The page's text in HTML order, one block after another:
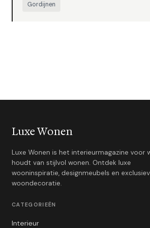
Gordijnen
Luxe Wonen
Luxe Wonen is het interieurmagazine voor
houdt van stijlvol wonen. Ontdek luxe
wooninspiratie, designmeubels en
woondecoratie.
CATEGORIEËN
Interieur